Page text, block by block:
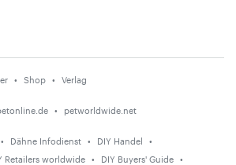
Shop Verlag
petworldwide.net
Dähne Infodienst
DIY Handel
Retailers worldwide DIY Buyers' Guide